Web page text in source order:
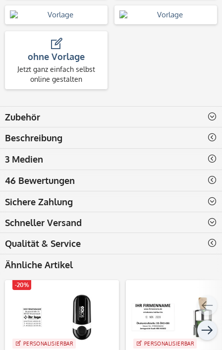
ohne Vorlage
Jetzt ganz einfach selbst
online gestalten
Zubehör
Beschreibung
3 Medien
46 Bewertungen
Sichere Zahlung
Schneller Versand
Qualität & Service
Ähnliche Artikel
-20%
PERSONALISIERBAR PERSONALISIERBAR